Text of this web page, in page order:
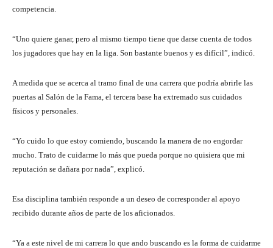
competencia.
“Uno quiere ganar, pero al mismo tiempo tiene que darse cuenta de todos
los jugadores que hay en la liga. Son bastante buenos y es difícil”, indicó.
A medida que se acerca al tramo final de una carrera que podría abrirle las
puertas al Salón de la Fama, el tercera base ha extremado sus cuidados
físicos y personales.
“Yo cuido lo que estoy comiendo, buscando la manera de no engordar
mucho. Trato de cuidarme lo más que pueda porque no quisiera que mi
reputación se dañara por nada”, explicó.
Esa disciplina también responde a un deseo de corresponder al apoyo
recibido durante años de parte de los aficionados.
“Ya a este nivel de mi carrera lo que ando buscando es la forma de cuidarme